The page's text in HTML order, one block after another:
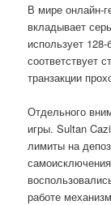
В мире онлайн-
вкладывает
использует
соответствует
транзакции
Отдельного
игры. Sultan
лимиты на
работе